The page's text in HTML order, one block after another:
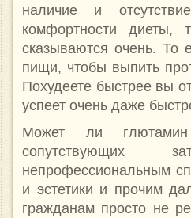
наличие и
комфортности диеты,
сказываются очень. То
пищи, чтобы выпить
Похудеете быстрее вы
успеет очень даже
Может ли
сопутствующих
непрофессиональным
и эстетики и прочим
гражданам просто не